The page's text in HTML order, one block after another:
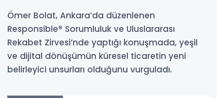
Ömer Bolat, Ankara’da düzenlenen
Responsible® Sorumluluk ve Uluslararası
Rekabet Zirvesi’nde yaptığı konuşmada, yeşil
ve dijital dönüşümün küresel ticaretin yeni
belirleyici unsurları olduğunu vurguladı.